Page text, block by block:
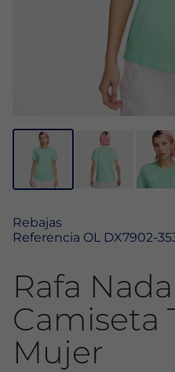
Rebajas
Referencia OL DX7902-
Rafa
Camiseta
Mujer